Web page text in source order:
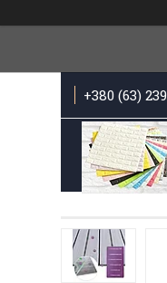
+380 (63)